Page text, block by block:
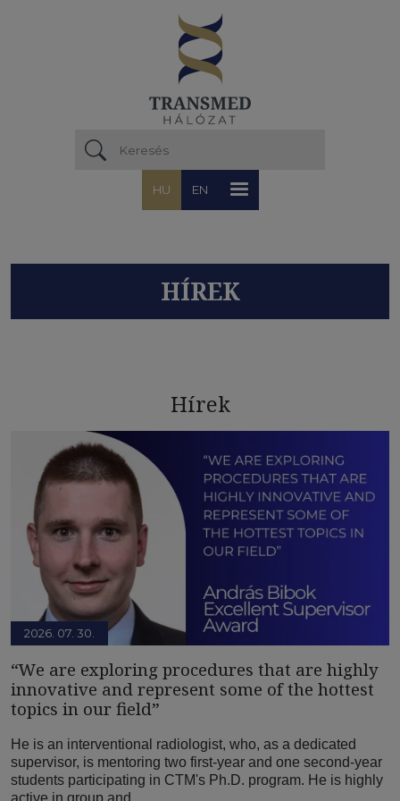
HU EN
HÍREK
Hírek
2026. 07. 30.
“We are exploring procedures that are highly
innovative and represent some of the hottest
topics in our field”
He is an interventional radiologist, who, as a dedicated
supervisor, is mentoring two first-year and one second-year
students participating in CTM's Ph.D. program. He is highly